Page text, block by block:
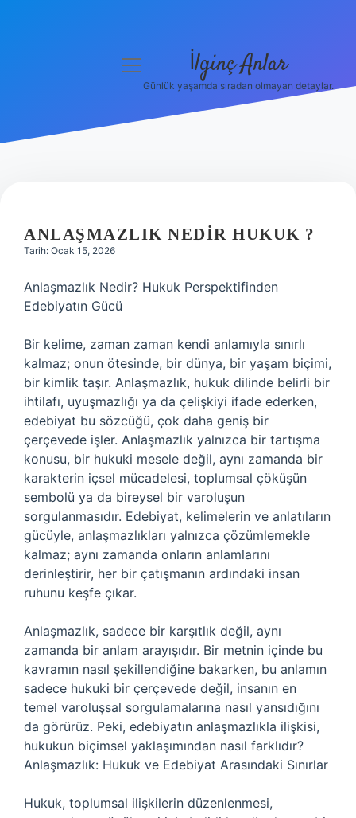
Hakkımızda
menüyü
İlginç Anlar
Günlük yaşamda sıradan olmayan detaylar.
ANLAŞMAZLIK NEDIR HUKUK ?
Tarih: Ocak 15, 2026
Anlaşmazlık Nedir? Hukuk Perspektifinden
Edebiyatın Gücü
Bir kelime, zaman zaman kendi anlamıyla sınırlı
kalmaz; onun ötesinde, bir dünya, bir yaşam biçimi,
bir kimlik taşır. Anlaşmazlık, hukuk dilinde belirli bir
ihtilafı, uyuşmazlığı ya da çelişkiyi ifade ederken,
edebiyat bu sözcüğü, çok daha geniş bir
çerçevede işler. Anlaşmazlık yalnızca bir tartışma
konusu, bir hukuki mesele değil, aynı zamanda bir
karakterin içsel mücadelesi, toplumsal çöküşün
sembolü ya da bireysel bir varoluşun
sorgulanmasıdır. Edebiyat, kelimelerin ve anlatıların
gücüyle, anlaşmazlıkları yalnızca çözümlemekle
kalmaz; aynı zamanda onların anlamlarını
derinleştirir, her bir çatışmanın ardındaki insan
ruhunu keşfe çıkar.
Anlaşmazlık, sadece bir karşıtlık değil, aynı
zamanda bir anlam arayışıdır. Bir metnin içinde bu
kavramın nasıl şekillendiğine bakarken, bu anlamın
sadece hukuki bir çerçevede değil, insanın en
temel varoluşsal sorgulamalarına nasıl yansıdığını
da görürüz. Peki, edebiyatın anlaşmazlıkla ilişkisi,
hukukun biçimsel yaklaşımından nasıl farklıdır?
Anlaşmazlık: Hukuk ve Edebiyat Arasındaki Sınırlar
Hukuk, toplumsal ilişkilerin düzenlenmesi,